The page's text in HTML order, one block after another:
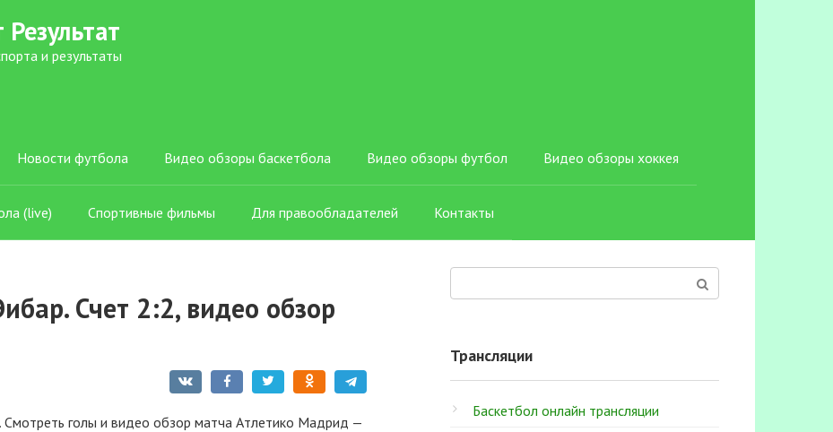
и результаты
Новости футбола Видео обзоры баскетбола Видео обзоры футбол Видео обзоры хоккея
(live) Спортивные фильмы Для правообладателей Контакты
Счет 2:2, видео обзор
Смотреть голы и видео обзор матча Атлетико Мадрид —
Трансляции
Баскетбол онлайн трансляции